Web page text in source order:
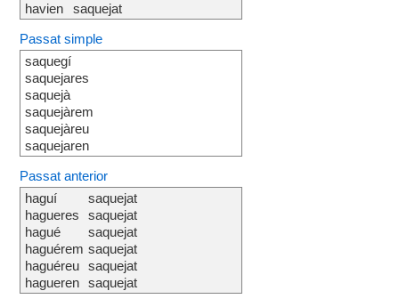
havien
saquejat
Passat simple
saquegí
saquejares
saquejà
saquejàrem
saquejàreu
saquejaren
Passat anterior
haguí
hagueres
hagué
haguérem
haguéreu
hagueren
saquejat
saquejat
saquejat
saquejat
saquejat
saquejat